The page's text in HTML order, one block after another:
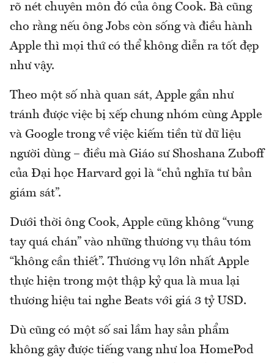
rõ nét chuyên môn đó của ông Cook. Bà cũng
cho rằng nếu ông Jobs còn sống và điều hành
Apple thì mọi thứ có thể không diễn ra tốt đẹp
như vậy.
Theo một số nhà quan sát, Apple gần như
tránh được việc bị xếp chung nhóm cùng Apple
và Google trong về việc kiếm tiền từ dữ liệu
người dùng – điều mà Giáo sư Shoshana Zuboff
của Đại học Harvard gọi là “chủ nghĩa tư bản
giám sát”.
Dưới thời ông Cook, Apple cũng không “vung
tay quá chán” vào những thương vụ thâu tóm
“không cần thiết”. Thương vụ lớn nhất Apple
thực hiện trong một thập kỷ qua là mua lại
thương hiệu tai nghe Beats với giá 3 tỷ USD.
Dù cũng có một số sai lầm hay sản phẩm
không gây được tiếng vang như loa HomePod